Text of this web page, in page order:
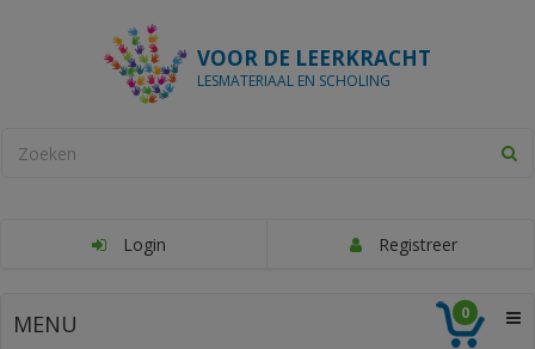
VOOR DE LEERKRACHT
LESMATERIAAL EN SCHOLING
Login Registreer
MENU 0